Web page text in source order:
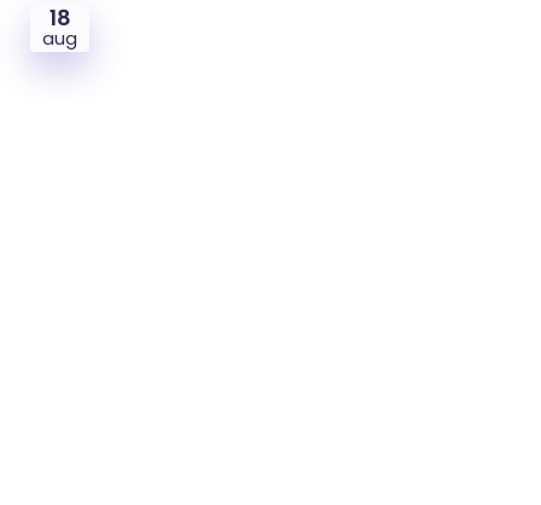
18
aug